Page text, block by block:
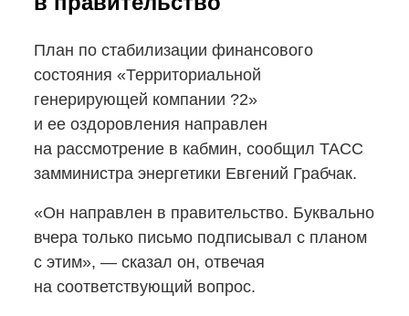
План по стабилизации финансового
состояния «Территориальной
генерирующей компании ?2»
и ее оздоровления направлен
на рассмотрение в кабмин, сообщил ТАСС
замминистра энергетики Евгений Грабчак.
«Он направлен в правительство. Буквально
вчера только письмо подписывал с планом
с этим», — сказал он, отвечая
на соответствующий вопрос.